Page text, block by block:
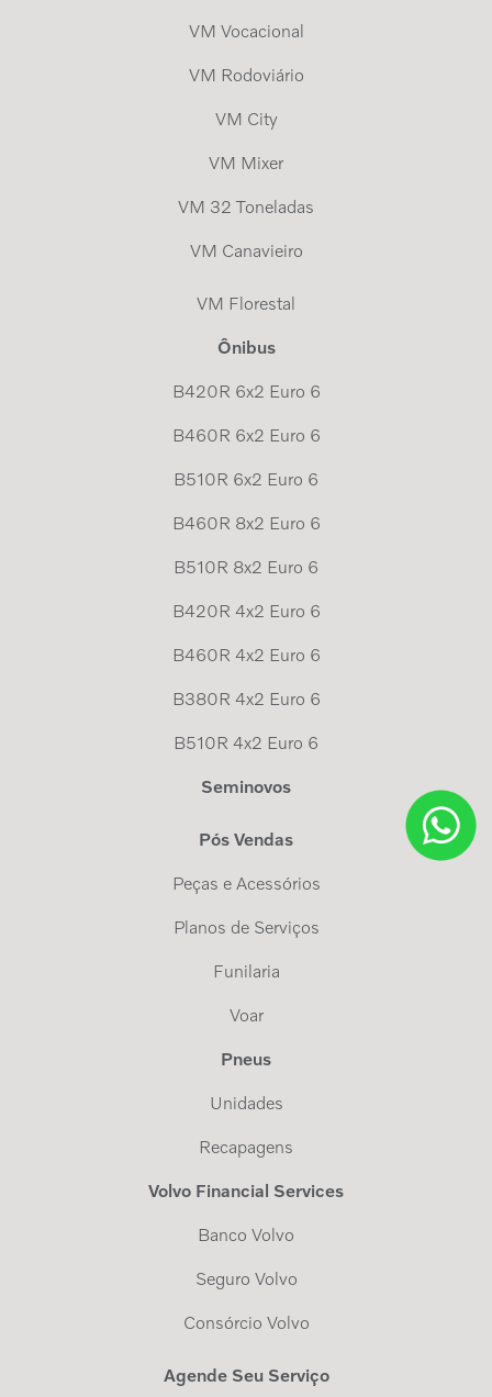
VM Vocacional
VM Rodoviário
VM City
VM Mixer
VM 32 Toneladas
VM Canavieiro
VM Florestal
Ônibus
B420R 6x2 Euro 6
B460R 6x2 Euro 6
B510R 6x2 Euro 6
B460R 8x2 Euro 6
B510R 8x2 Euro 6
B420R 4x2 Euro 6
B460R 4x2 Euro 6
B380R 4x2 Euro 6
B510R 4x2 Euro 6
Seminovos
Pós Vendas
Peças e Acessórios
Planos de Serviços
Funilaria
Voar
Pneus
Unidades
Recapagens
Volvo Financial Services
Banco Volvo
Seguro Volvo
Consórcio Volvo
Agende Seu Serviço